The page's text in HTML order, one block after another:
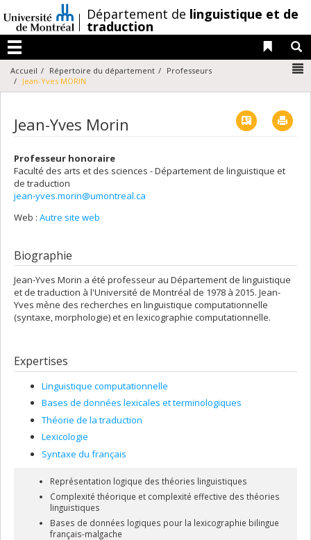
au
contenu
/Département de linguistique et de
traduction
Menu
Liens
Accueil Répertoire du département
Professeurs
Jean-Yves MORIN
Jean-Yves Morin Vcard
Professeur honoraire
Faculté des arts et des sciences - Département de linguistique et
de traduction
jean-yves.morin@umontreal.ca
Web : Autre site web
Biographie
Jean-Yves Morin a été professeur au Département de linguistique
et de traduction à l'Université de Montréal de 1978 à 2015. Jean-
Yves mène des recherches en linguistique computationnelle
(syntaxe, morphologie) et en lexicographie computationnelle.
Expertises
Linguistique computationnelle
Bases de données lexicales et terminologiques
Théorie de la traduction
Lexicologie
Syntaxe du français
Représentation logique des théories linguistiques
Complexité théorique et complexité effective des théories
linguistiques
Bases de données logiques pour la lexicographie bilingue
français-malgache